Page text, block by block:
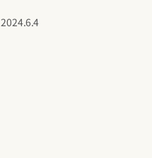
2024.6.4